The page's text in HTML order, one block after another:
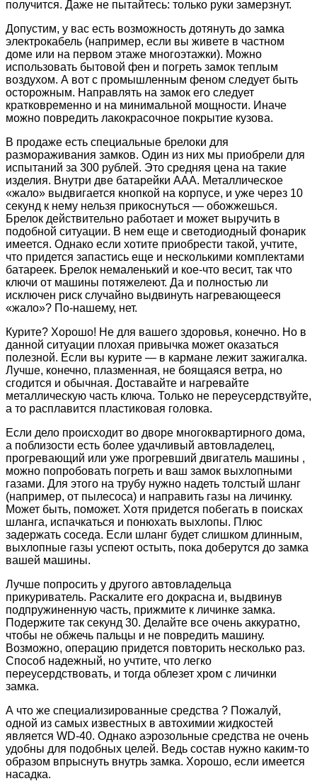
получится. Даже не пытайтесь: только руки замерзнут.
Допустим, у вас есть возможность дотянуть до замка
электрокабель (например, если вы живете в частном
доме или на первом этаже многоэтажки). Можно
использовать бытовой фен и погреть замок теплым
воздухом. А вот с промышленным феном следует быть
осторожным. Направлять на замок его следует
кратковременно и на минимальной мощности. Иначе
можно повредить лакокрасочное покрытие кузова.
В продаже есть специальные брелоки для
размораживания замков. Один из них мы приобрели для
испытаний за 300 рублей. Это средняя цена на такие
изделия. Внутри две батарейки ААА. Металлическое
«жало» выдвигается кнопкой на корпусе, и уже через 10
секунд к нему нельзя прикоснуться — обожжешься.
Брелок действительно работает и может выручить в
подобной ситуации. В нем еще и светодиодный фонарик
имеется. Однако если хотите приобрести такой, учтите,
что придется запастись еще и несколькими комплектами
батареек. Брелок немаленький и кое-что весит, так что
ключи от машины потяжелеют. Да и полностью ли
исключен риск случайно выдвинуть нагревающееся
«жало»? По-нашему, нет.
Курите? Хорошо! Не для вашего здоровья, конечно. Но в
данной ситуации плохая привычка может оказаться
полезной. Если вы курите — в кармане лежит зажигалка.
Лучше, конечно, плазменная, не боящаяся ветра, но
сгодится и обычная. Доставайте и нагревайте
металлическую часть ключа. Только не переусердствуйте,
а то расплавится пластиковая головка.
Если дело происходит во дворе многоквартирного дома,
а поблизости есть более удачливый автовладелец,
прогревающий или уже прогревший двигатель машины ,
можно попробовать погреть и ваш замок выхлопными
газами. Для этого на трубу нужно надеть толстый шланг
(например, от пылесоса) и направить газы на личинку.
Может быть, поможет. Хотя придется побегать в поисках
шланга, испачкаться и понюхать выхлопы. Плюс
задержать соседа. Если шланг будет слишком длинным,
выхлопные газы успеют остыть, пока доберутся до замка
вашей машины.
Лучше попросить у другого автовладельца
прикуриватель. Раскалите его докрасна и, выдвинув
подпружиненную часть, прижмите к личинке замка.
Подержите так секунд 30. Делайте все очень аккуратно,
чтобы не обжечь пальцы и не повредить машину.
Возможно, операцию придется повторить несколько раз.
Способ надежный, но учтите, что легко
переусердствовать, и тогда облезет хром с личинки
замка.
А что же специализированные средства ? Пожалуй,
одной из самых известных в автохимии жидкостей
является WD-40. Однако аэрозольные средства не очень
удобны для подобных целей. Ведь состав нужно каким-то
образом впрыснуть внутрь замка. Хорошо, если имеется
насадка.